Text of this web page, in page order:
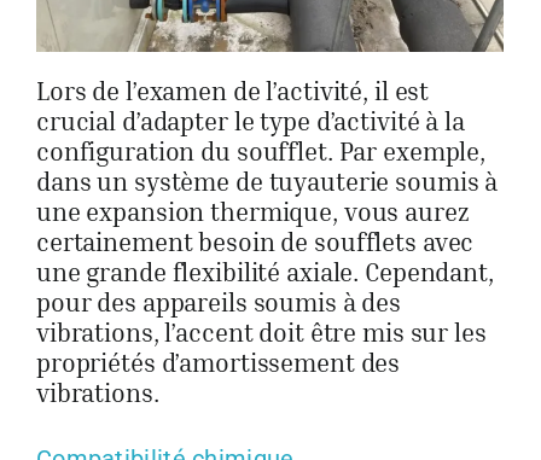
Lors de l’examen de l’activité, il est
crucial d’adapter le type d’activité à la
configuration du soufflet. Par exemple,
dans un système de tuyauterie soumis à
une expansion thermique, vous aurez
certainement besoin de soufflets avec
une grande flexibilité axiale. Cependant,
pour des appareils soumis à des
vibrations, l’accent doit être mis sur les
propriétés d’amortissement des
vibrations.